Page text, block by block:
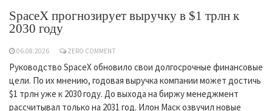
SpaceX прогнозирует выручку в $1 трлн к
2030 году
06.08.2026 ZERO COMMENT
Руководство SpaceX обновило свои долгосрочные финансовые
цели. По их мнению, годовая выручка компании может достичь
$1 трлн уже к 2030 году. До выхода на биржу менеджмент
рассчитывал только на 2031 год. Илон Маск озвучил новые